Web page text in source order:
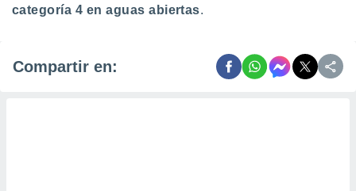
de
categoría 4 en aguas abiertas.
Compartir en: